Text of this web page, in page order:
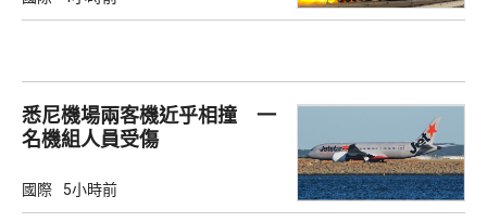
悉尼機場兩客機近乎相撞 一
名機組人員受傷
國際 5小時前